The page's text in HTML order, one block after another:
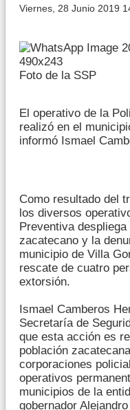
Viernes, 28 Junio 2019
Foto de la SSP
El operativo de la
realizó en el
informó Ismael
Como resultado del
los diversos
Preventiva
zacatecano y la
municipio de Villa
rescate de cuatro
extorsión.
Ismael Camberos
Secretaría de
que esta acción es
población
corporaciones
operativos
municipios de la
gobernador